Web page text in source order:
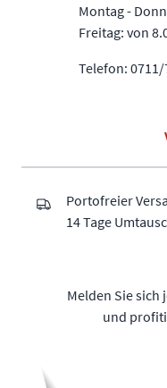
Montag -
Freitag: von
Telefon: 0711/
Portofreier
14 Tage
Melden Sie sich
und